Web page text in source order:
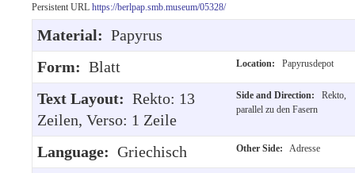
Persistent URL https://berlpap.smb.museum/05328/
Material: Papyrus
Form: Blatt Location: Papyrusdepot
Text Layout: Rekto: 13
Zeilen, Verso: 1 Zeile
Side and Direction:
Rekto,
parallel zu den Fasern
Language: Griechisch Other Side: Adresse